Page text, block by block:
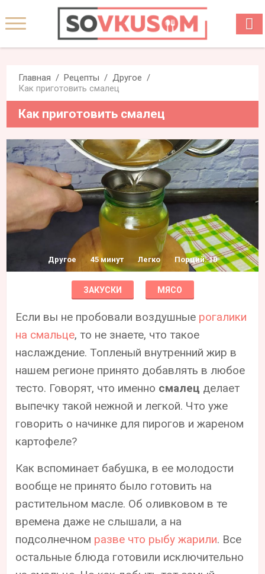
Главная Рецепты
Другое
Как приготовить смалец
Как приготовить смалец
Другое 45 минут Легко Порций: 10
ЗАКУСКИ МЯСО
Если вы не пробовали воздушные рогалики
на смальце, то не знаете, что такое
наслаждение. Топленый внутренний жир в
нашем регионе принято добавлять в любое
тесто. Говорят, что именно смалец делает
выпечку такой нежной и легкой. Что уже
говорить о начинке для пирогов и жареном
картофеле?
Как вспоминает бабушка, в ее молодости
вообще не принято было готовить на
растительном масле. Об оливковом в те
времена даже не слышали, а на
подсолнечном разве что рыбу жарили. Все
остальные блюда готовили исключительно